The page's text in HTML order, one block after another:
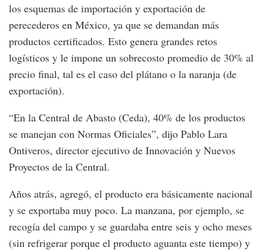
los esquemas de importación y exportación de
perecederos en México, ya que se demandan más
productos certificados. Esto genera grandes retos
logísticos y le impone un sobrecosto promedio de 30% al
precio final, tal es el caso del plátano o la naranja (de
exportación).
“En la Central de Abasto (Ceda), 40% de los productos
se manejan con Normas Oficiales”, dijo Pablo Lara
Ontiveros, director ejecutivo de Innovación y Nuevos
Proyectos de la Central.
Años atrás, agregó, el producto era básicamente nacional
y se exportaba muy poco. La manzana, por ejemplo, se
recogía del campo y se guardaba entre seis y ocho meses
(sin refrigerar porque el producto aguanta este tiempo) y